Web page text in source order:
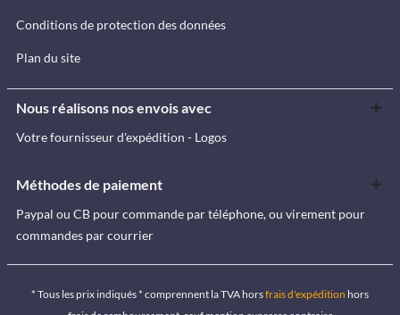
Conditions de protection des données
Plan du site
Nous réalisons nos envois avec
Votre fournisseur d'expédition - Logos
Méthodes de paiement
Paypal ou CB pour commande par téléphone, ou virement pour
commandes par courrier
* Tous les prix indiqués * comprennent la TVA horsfrais d'expédition hors